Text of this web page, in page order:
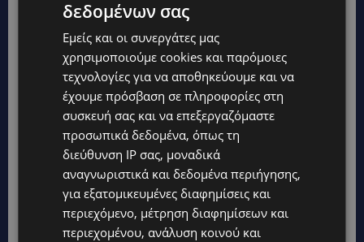
Topics
ΦΩΤΙΑ ΣΤΟΝ ΒΟΛΟ: Στις φλόγες περιοχή πάνω από το αρχαίο
θέατρο Δημητριάδος
δεδομένων σας
Εμείς και οι συνεργάτες μας
χρησιμοποιούμε cookies και παρόμοιες
τεχνολογίες για να αποθηκεύουμε και να
έχουμε πρόσβαση σε πληροφορίες στη
συσκευή σας και να επεξεργαζόμαστε
προσωπικά δεδομένα, όπως τη
διεύθυνση IP σας, μοναδικά
αναγνωριστικά και δεδομένα περιήγησης,
για εξατομικευμένες διαφημίσεις και
περιεχόμενο, μέτρηση διαφημίσεων και
περιεχομένου, ανάλυση κοινού και